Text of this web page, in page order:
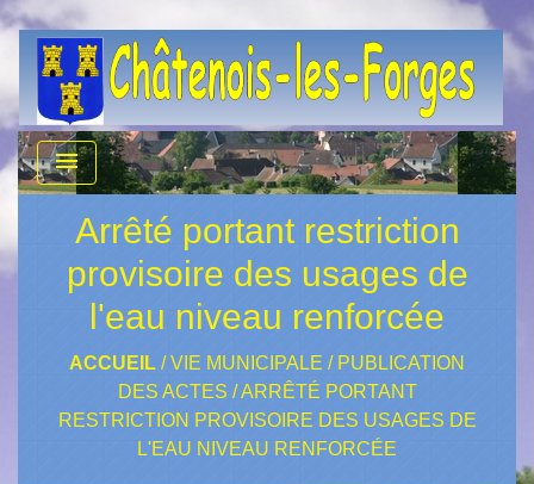
menu
Arrêté portant restriction
provisoire des usages de
l'eau niveau renforcée
ACCUEIL /VIE MUNICIPALE / PUBLICATION
DES ACTES /ARRÊTÉ PORTANT
RESTRICTION PROVISOIRE DES USAGES DE
L'EAU NIVEAU RENFORCÉE